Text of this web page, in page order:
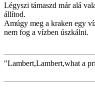
Légyszi támaszd már alá
állítod.
Amúgy meg a kraken egy
nem fog a vízben úszkálni.
"Lambert,Lambert,what a